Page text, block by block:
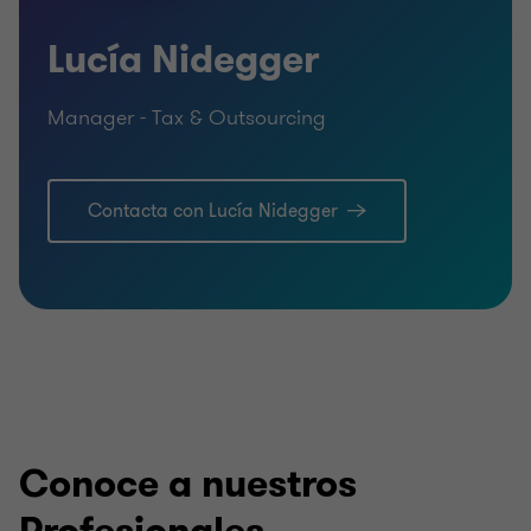
Español e Inglés
Lucía Nidegger
Manager - Tax & Outsourcing
Contacta con Lucía Nidegger
Conoce a nuestros